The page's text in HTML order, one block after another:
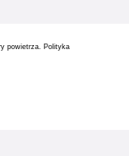
powietrza. Polityka